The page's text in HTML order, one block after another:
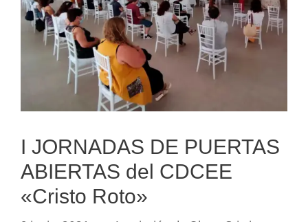
I JORNADAS DE PUERTAS
ABIERTAS del CDCEE
«Cristo Roto»